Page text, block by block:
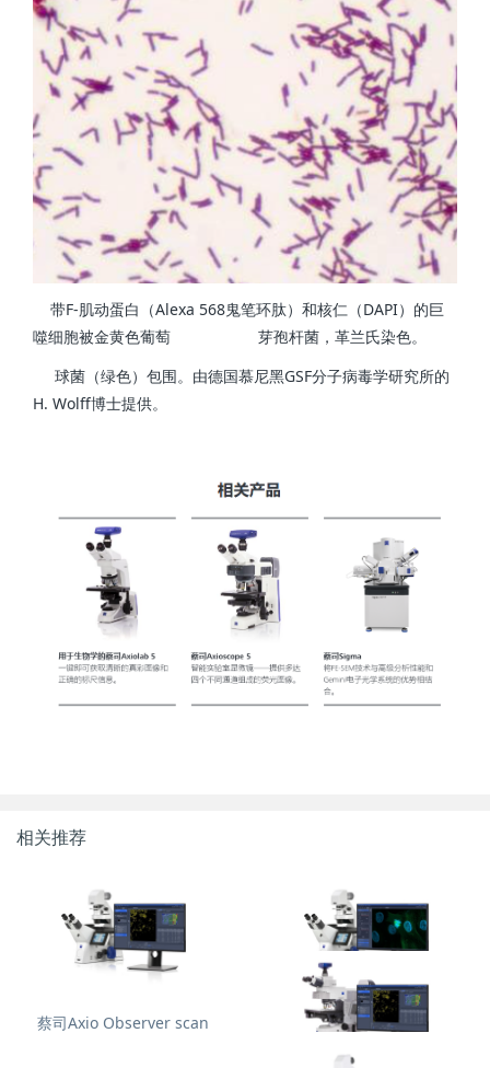
带F-肌动蛋白（Alexa 568鬼笔环肽）和核仁（DAPI）的巨
噬细胞被金黄色葡萄 芽孢杆菌，革兰氏染色。
球菌（绿色）包围。由德国慕尼黑GSF分子病毒学研究所的
H. Wolff博士提供。
相关推荐
蔡司Axio Observer scan 蔡司Axio Observer section